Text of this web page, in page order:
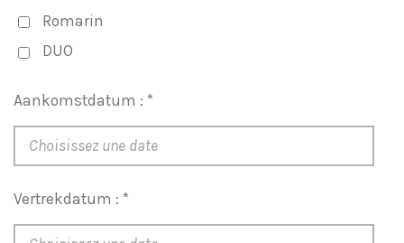
Romarin
DUO
Aankomstdatum : *
Vertrekdatum : *